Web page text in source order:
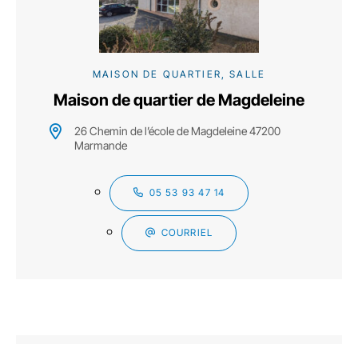
MAISON DE QUARTIER, SALLE
Maison de quartier de Magdeleine
26 Chemin de l’école de Magdeleine 47200
Marmande
05 53 93 47 14
COURRIEL